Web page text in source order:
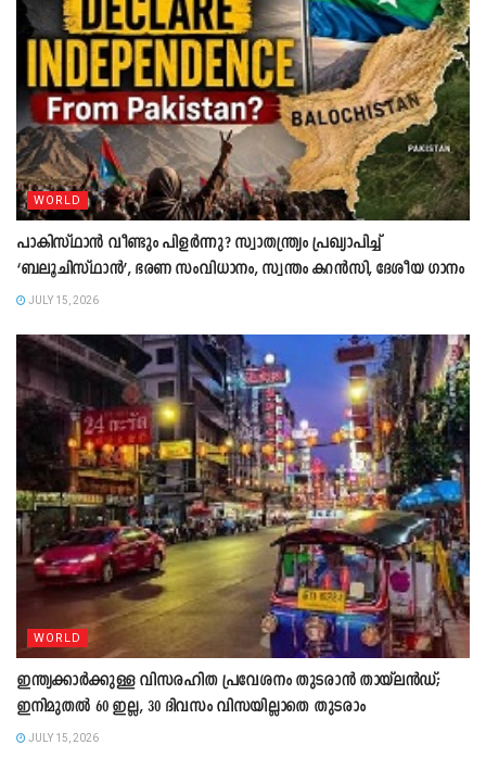
WORLD
പാകിസ്ഥാൻ വീണ്ടും പിളർന്നു? സ്വാതന്ത്ര്യം പ്രഖ്യാപിച്ച്
‘ബലൂചിസ്ഥാൻ’, ഭരണ സംവിധാനം, സ്വന്തം കറൻസി, ദേശീയ ഗാനം
JULY 15, 2026
WORLD
ഇന്ത്യക്കാർക്കുള്ള വിസരഹിത പ്രവേശനം തുടരാൻ തായ്‍ലൻഡ്;
ഇനിമുതൽ 60 ഇല്ല, 30 ദിവസം വിസയില്ലാതെ തുടരാം
JULY 15, 2026